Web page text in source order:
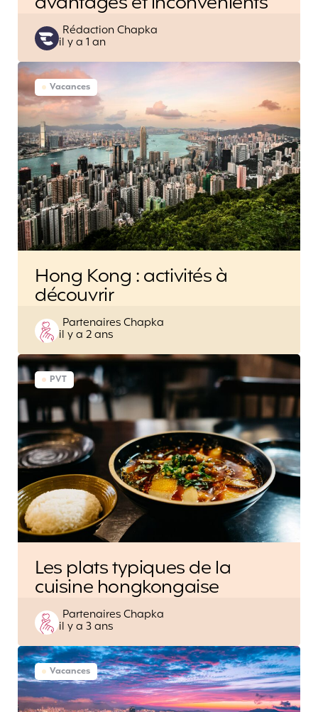
Posted
by
Rédaction Chapka
il y a 1 an
Vacances
Hong Kong : activités à
découvrir
Posted
by
Partenaires Chapka
il y a 2 ans
PVT
Les plats typiques de la
cuisine hongkongaise
Posted
by
Partenaires Chapka
il y a 3 ans
Vacances